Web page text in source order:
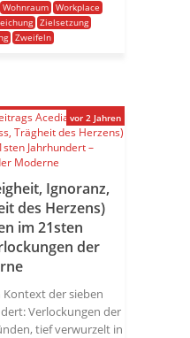
Wohnraum
Workplace
Zielsetzung
Zweifeln
Ignoranz,
des Herzens)
im 21sten
der
der sieben
Verlockungen der
tief verwurzelt in
vor 2 Jahren